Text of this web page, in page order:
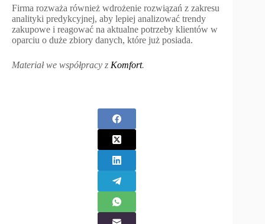
Firma rozważa również wdrożenie rozwiązań z zakresu
analityki predykcyjnej, aby lepiej analizować trendy
zakupowe i reagować na aktualne potrzeby klientów w
oparciu o duże zbiory danych, które już posiada.
Materiał we współpracy z Komfort.